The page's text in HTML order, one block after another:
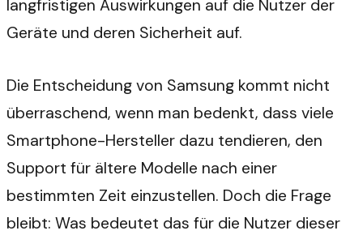
langfristigen Auswirkungen auf die Nutzer der
Geräte und deren Sicherheit auf.
Die Entscheidung von Samsung kommt nicht
überraschend, wenn man bedenkt, dass viele
Smartphone-Hersteller dazu tendieren, den
Support für ältere Modelle nach einer
bestimmten Zeit einzustellen. Doch die Frage
bleibt: Was bedeutet das für die Nutzer dieser